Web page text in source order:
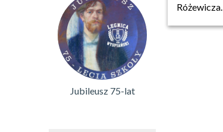
Jubileusz 75-lat
Różewicza.